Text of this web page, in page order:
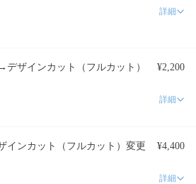
詳細
デザインカット（フルカット）
¥2,200
詳細
インカット（フルカット）変更
¥4,400
詳細